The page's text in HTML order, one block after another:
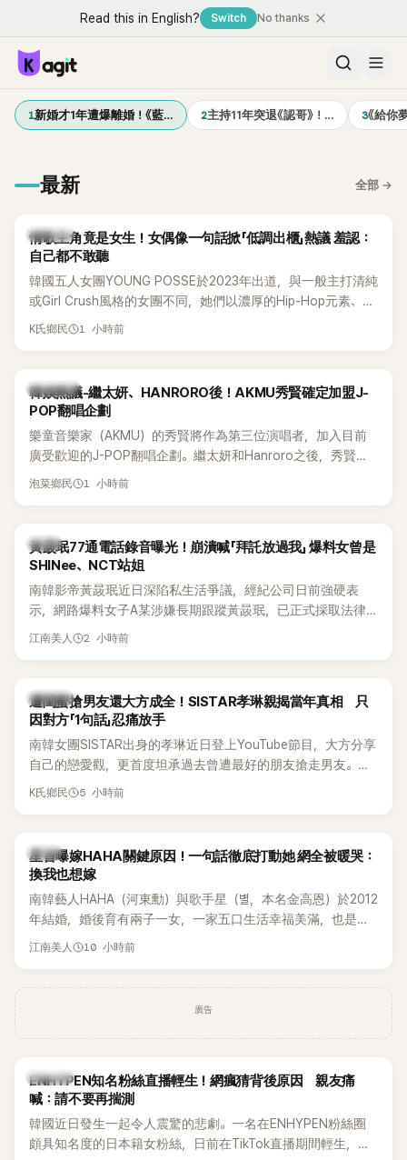
Read this in English? Switch No thanks
1新婚才1年遭爆離婚！《藍… 2主持11年突退《認哥》！… 3《給你
最新 全部 →
K-POP
情歌主角竟是女生！女偶像一句話掀「低調出櫃」熱議 羞認：
自己都不敢聽
韓國五人女團YOUNG POSSE於2023年出道，與一般主打清純
或Girl Crush風格的女團不同，她們以濃厚的Hip-Hop元素、自
創Rap及成員親自參與創作為特色，MV也融入美式街頭、塗
為第五代女團中極具辨識度的新生代代表之一。
K氏鄉民 1 小時前
熱議討論
韓娛熱議-繼太妍、HANRORO後！AKMU秀賢確定加盟J-
POP翻唱企劃
樂童音樂家（AKMU）的秀賢將作為第三位演唱者，加入目前
廣受歡迎的J-POP翻唱企劃。繼太妍和Hanroro之後，秀賢已
獲選為第三首翻唱歌曲的主唱，並於近期完成錄音。
泡菜鄉民 1 小時前
韓星
黃晸珉77通電話錄音曝光！崩潰喊「拜託放過我」 爆料女曾是
SHINee、NCT站姐
南韓影帝黃晸珉近日深陷私生活爭議，經紀公司日前強硬表
示，網路爆料女子A某涉嫌長期跟蹤黃晸珉，已正式採取法律
行動。不過，A並未停止發聲，持續透過社群平台公開爆料，反
的錄音內容，而A也首度承認自己過去曾是SHINee、NCT等偶
像團體的「站姐」，事件持續延燒。
江南美人 2 小時前
K-POP
遭閨蜜搶男友還大方成全！SISTAR孝琳親揭當年真相 只
因對方「1句話」忍痛放手
南韓女團SISTAR出身的孝琳近日登上YouTube節目，大方分享
自己的戀愛觀，更首度坦承過去曾遭最好的朋友搶走男友。她
表示，當時選擇瀟灑放手，但如果同樣的事情現在再發生，「我
K氏鄉民 5 小時前
韓星
星首曝嫁HAHA關鍵原因！一句話徹底打動她 網全被暖哭：
換我也想嫁
南韓藝人HAHA（河東勳）與歌手星（별，本名金高恩）於2012
年結婚，婚後育有兩子一女，一家五口生活幸福美滿，也是韓
國演藝圈公認的模範夫妻。近日，星首度公開當年決定嫁給
江南美人 10 小時前
廣告
K-POP
ENHYPEN知名粉絲直播輕生！網瘋猜背後原因 親友痛
喊：請不要再揣測
韓國近日發生一起令人震驚的悲劇。一名在ENHYPEN粉絲圈
頗具知名度的日本籍女粉絲，日前在TikTok直播期間輕生，最